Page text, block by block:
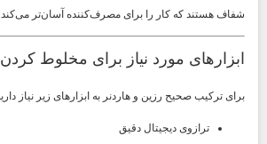
شفاف هستند که کار را برای مصرف‌کننده آسان‌تر می‌کند.
ابزارهای مورد نیاز برای مخلوط
برای ترکیب صحیح رزین و هاردنر به ابزارهای زیر نیاز
ترازوی دیجیتال دقیق